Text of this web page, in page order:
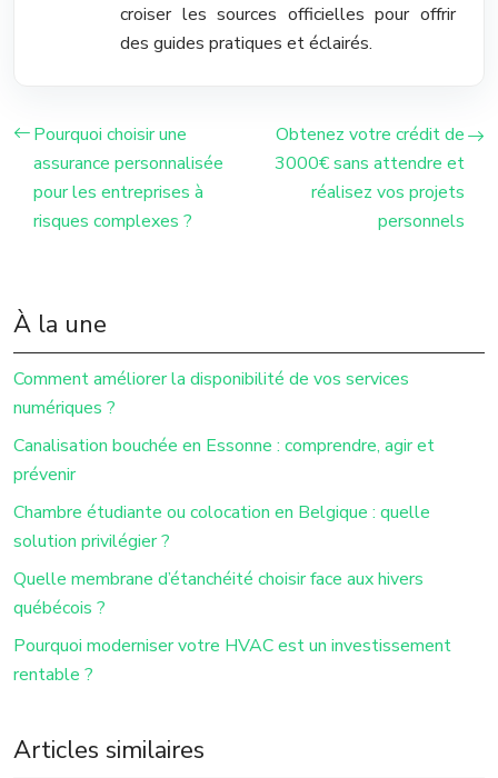
croiser les sources officielles pour offrir
des guides pratiques et éclairés.
Pourquoi choisir une
assurance personnalisée
pour les entreprises à
risques complexes ?
Obtenez votre crédit de
3000€ sans attendre et
réalisez vos projets
personnels
À la une
Comment améliorer la disponibilité de vos services
numériques ?
Canalisation bouchée en Essonne : comprendre, agir et
prévenir
Chambre étudiante ou colocation en Belgique : quelle
solution privilégier ?
Quelle membrane d’étanchéité choisir face aux hivers
québécois ?
Pourquoi moderniser votre HVAC est un investissement
rentable ?
Articles similaires